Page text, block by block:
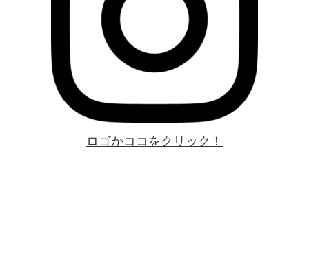
ロゴかココをクリック！